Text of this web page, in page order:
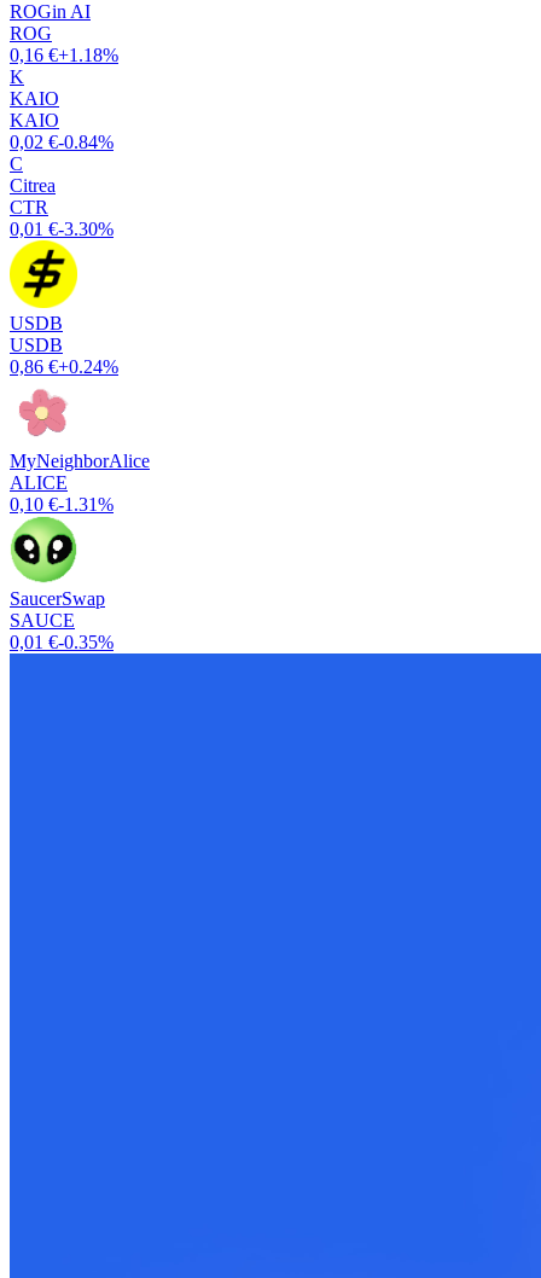
ROGin AI
ROG
0,16 €+1.18%
K
KAIO
KAIO
0,02 €-0.84%
C
Citrea
CTR
0,01 €-3.30%
USDB
USDB
0,86 €+0.24%
MyNeighborAlice
ALICE
0,10 €-1.31%
SaucerSwap
SAUCE
0,01 €-0.35%